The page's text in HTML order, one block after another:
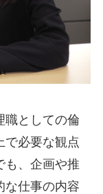
職としての倫
で必要な観点
も、企画や推
な仕事の内容